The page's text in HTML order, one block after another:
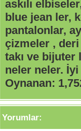
askılı
blue jean ler,
pantalonlar,
çizmeler ,
takı ve bijuter
neler neler.
Oynanan:
Yorumlar: